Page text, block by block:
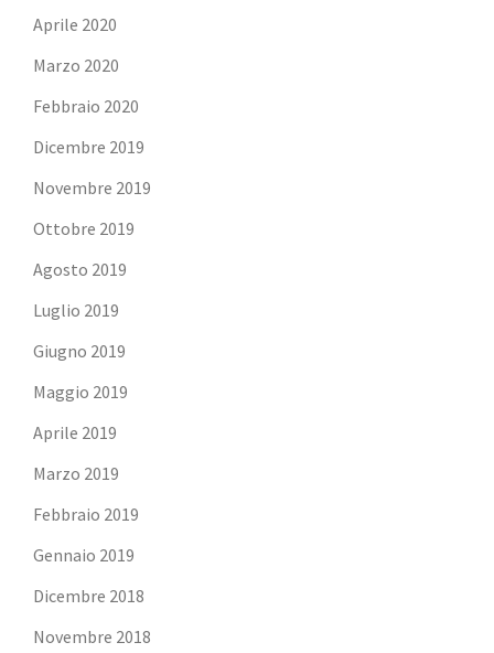
Aprile 2020
Marzo 2020
Febbraio 2020
Dicembre 2019
Novembre 2019
Ottobre 2019
Agosto 2019
Luglio 2019
Giugno 2019
Maggio 2019
Aprile 2019
Marzo 2019
Febbraio 2019
Gennaio 2019
Dicembre 2018
Novembre 2018